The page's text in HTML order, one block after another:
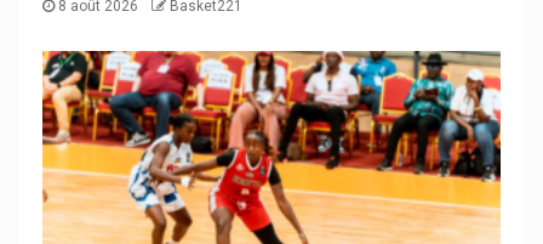
8 août 2026 Basket221